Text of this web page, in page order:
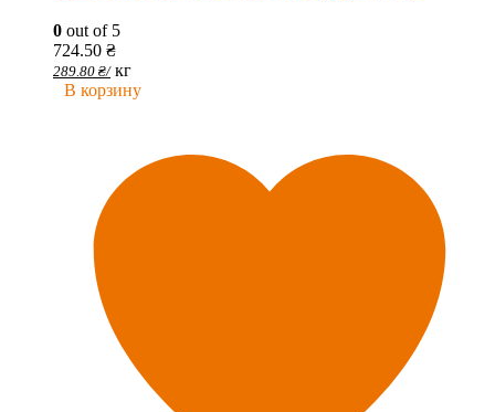
0 out of 5
724.50 ₴
289.80 ₴/ кг
В корзину